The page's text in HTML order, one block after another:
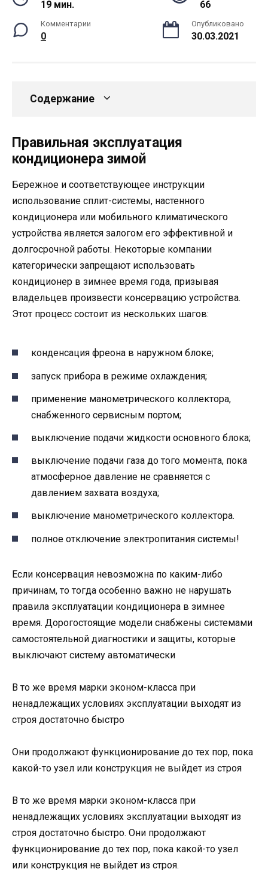
19 мин. 66
Комментарии
0
Опубликовано
30.03.2021
Содержание
Правильная эксплуатация
кондиционера зимой
Бережное и соответствующее инструкции
использование сплит-системы, настенного
кондиционера или мобильного климатического
устройства является залогом его эффективной и
долгосрочной работы. Некоторые компании
категорически запрещают использовать
кондиционер в зимнее время года, призывая
владельцев произвести консервацию устройства.
Этот процесс состоит из нескольких шагов:
конденсация фреона в наружном блоке;
запуск прибора в режиме охлаждения;
применение манометрического коллектора,
снабженного сервисным портом;
выключение подачи жидкости основного блока;
выключение подачи газа до того момента, пока
атмосферное давление не сравняется с
давлением захвата воздуха;
выключение манометрического коллектора.
полное отключение электропитания системы!
Если консервация невозможна по каким-либо
причинам, то тогда особенно важно не нарушать
правила эксплуатации кондиционера в зимнее
время. Дорогостоящие модели снабжены системами
самостоятельной диагностики и защиты, которые
выключают систему автоматически
В то же время марки эконом-класса при
ненадлежащих условиях эксплуатации выходят из
строя достаточно быстро
Они продолжают функционирование до тех пор, пока
какой-то узел или конструкция не выйдет из строя
В то же время марки эконом-класса при
ненадлежащих условиях эксплуатации выходят из
строя достаточно быстро. Они продолжают
функционирование до тех пор, пока какой-то узел
или конструкция не выйдет из строя.